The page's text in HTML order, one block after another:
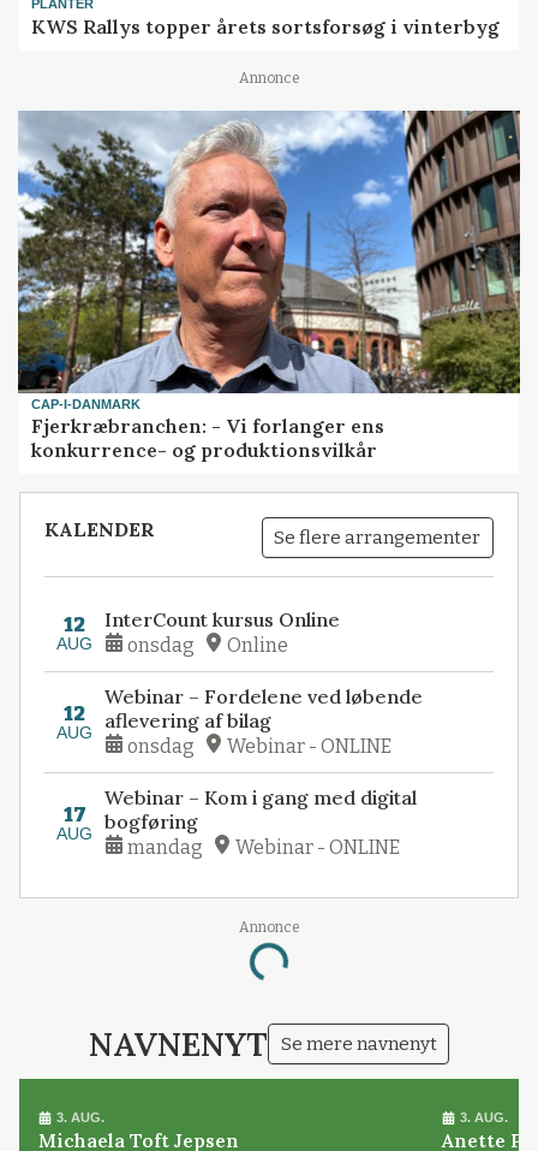
PLANTER
KWS Rallys topper årets sortsforsøg i vinterbyg
Annonce
CAP-I-DANMARK
Fjerkræbranchen: - Vi forlanger ens
konkurrence- og produktionsvilkår
KALENDER Se flere arrangementer
12
AUG
InterCount kursus Online
onsdag Online
12
AUG
Webinar – Fordelene ved løbende
aflevering af bilag
onsdag Webinar - ONLINE
17
AUG
Webinar – Kom i gang med digital
bogføring
mandag Webinar - ONLINE
Annonce
Loading...
NAVNENYT Se mere navnenyt
3. AUG.
Michaela Toft Jepsen
3. AUG.
Anette